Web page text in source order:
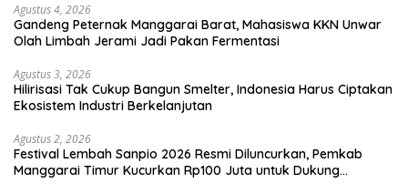
Agustus 4, 2026
Gandeng Peternak Manggarai Barat, Mahasiswa KKN Unwar
Olah Limbah Jerami Jadi Pakan Fermentasi
Agustus 3, 2026
Hilirisasi Tak Cukup Bangun Smelter, Indonesia Harus Ciptakan
Ekosistem Industri Berkelanjutan
Agustus 2, 2026
Festival Lembah Sanpio 2026 Resmi Diluncurkan, Pemkab
Manggarai Timur Kucurkan Rp100 Juta untuk Dukung